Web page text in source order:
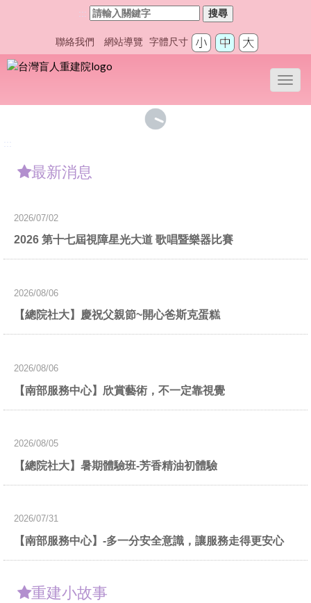
::: 搜尋
聯絡我們 網站導覽 字體尺寸
:::
最新消息
2026/07/02
2026 第十七屆視障星光大道 歌唱暨樂器比賽
2026/08/06
【總院社大】慶祝父親節~開心爸斯克蛋糕
2026/08/06
【南部服務中心】欣賞藝術，不一定靠視覺
2026/08/05
【總院社大】暑期體驗班-芳香精油初體驗
2026/07/31
【南部服務中心】-多一分安全意識，讓服務走得更安心
重建小故事